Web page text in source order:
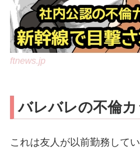
ftnews.jp
バレバレの不倫
これは友人が以前勤務して